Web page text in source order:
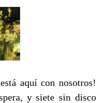
aquí con nosotros!
y siete sin disco